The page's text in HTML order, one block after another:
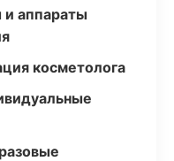
аппараты
косметолога